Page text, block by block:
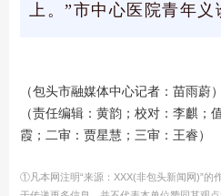
上。”市中心医院青年义
（包头市融媒体中心记者：苗雨蔚）
（责任编辑：黄韵；校对：李麒；
霞；二审：贾星慧；三审：王睿）
①凡本网注明“来源：XXX(非包头新闻网)”的